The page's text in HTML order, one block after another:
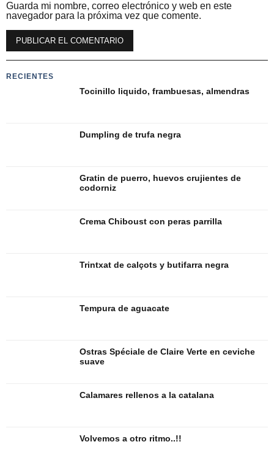
Guarda mi nombre, correo electrónico y web en este
navegador para la próxima vez que comente.
RECIENTES
Tocinillo liquido, frambuesas, almendras
Dumpling de trufa negra
Gratin de puerro, huevos crujientes de
codorniz
Crema Chiboust con peras parrilla
Trintxat de calçots y butifarra negra
Tempura de aguacate
Ostras Spéciale de Claire Verte en ceviche
suave
Calamares rellenos a la catalana
Volvemos a otro ritmo..!!